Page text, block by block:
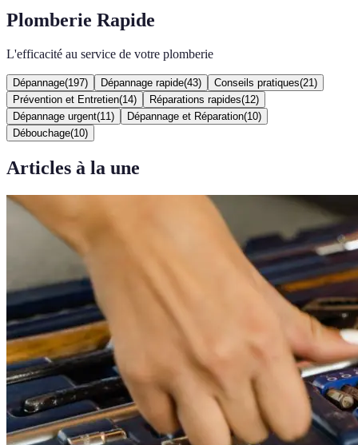
Plomberie Rapide
L'efficacité au service de votre plomberie
Dépannage(197) Dépannage rapide(43) Conseils pratiques(21 )
Prévention et Entretien(14) Réparations rapides(12)
Dépannage urgent(11 ) Dépannage et Réparation(10)
Débouchage(10)
Articles à la une